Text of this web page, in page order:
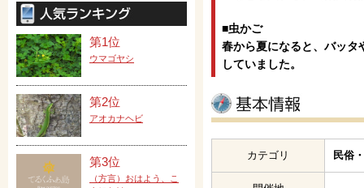
■虫かご
春から夏になると、バッタ
していました。
カテゴリ 民俗
第1位
ウマゴヤシ
第2位
アオカナヘビ
第3位
（方言）おはよう、こ